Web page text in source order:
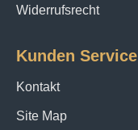
Widerrufsrecht
Kunden Service
Kontakt
Site Map